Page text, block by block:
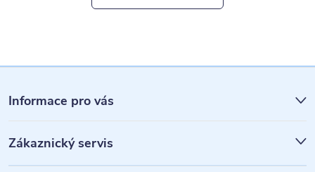
á
p
a
Informace pro vás
Zákaznický servis